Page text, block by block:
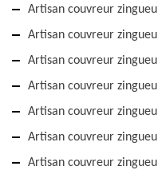
Artisan couvreur
Artisan couvreur
Artisan couvreur
Artisan couvreur
Artisan couvreur
Artisan couvreur
Artisan couvreur